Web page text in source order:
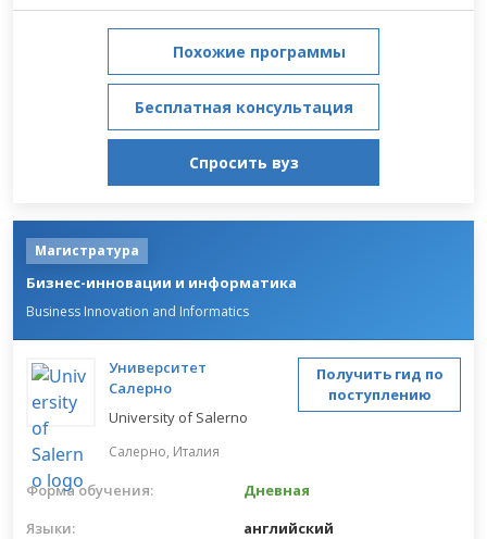
Похожие программы
Бесплатная консультация
Спросить вуз
Магистратура
Бизнес-инновации и информатика
Business Innovation and Informatics
Университет
Салерно
University of Salerno
Салерно, Италия
Получить гид по
поступлению
Форма обучения:
Дневная
Языки:
английский